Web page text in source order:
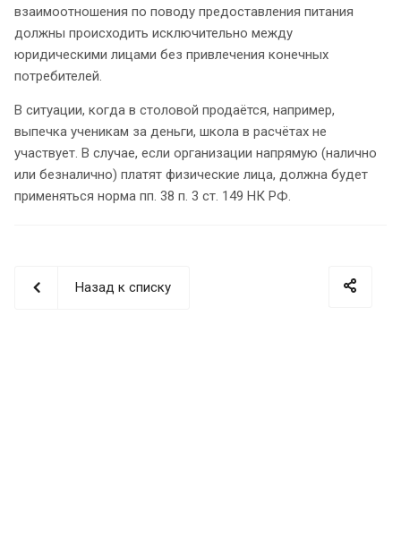
взаимоотношения по поводу предоставления питания
должны происходить исключительно между
юридическими лицами без привлечения конечных
потребителей.
В ситуации, когда в столовой продаётся, например,
выпечка ученикам за деньги, школа в расчётах не
участвует. В случае, если организации напрямую (налично
или безналично) платят физические лица, должна будет
применяться норма пп. 38 п. 3 ст. 149 НК РФ.
Назад к списку